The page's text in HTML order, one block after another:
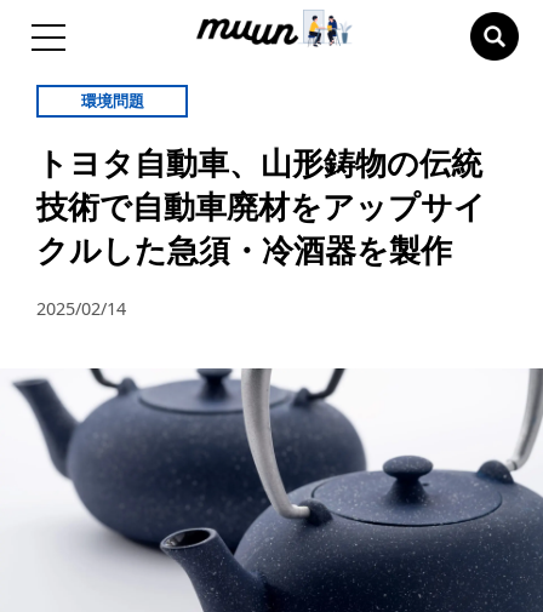
環境問題
トヨタ自動車、山形鋳物の伝統
技術で自動車廃材をアップサイ
クルした急須・冷酒器を製作
2025/02/14